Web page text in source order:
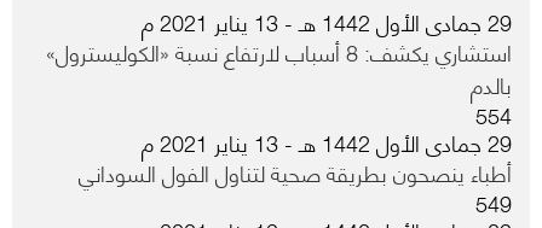
29 جمادى الأول 1442 هـ - 13 يناير 2021 م
استشاري يكشف: 8 أسباب لارتفاع نسبة «الكوليسترول»
بالدم
554
29 جمادى الأول 1442 هـ - 13 يناير 2021 م
أطباء ينصحون بطريقة صحية لتناول الفول السوداني
549